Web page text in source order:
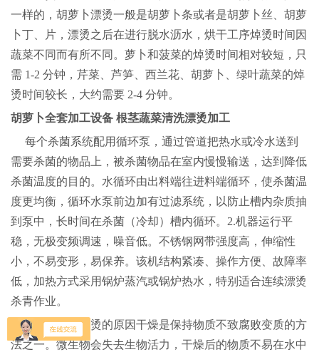
一样的，胡萝卜漂烫一般是胡萝卜条或者是胡萝卜丝、胡萝
卜丁、片，漂烫之后在进行脱水沥水，烘干工序焯烫时间因
蔬菜不同而有所不同。萝卜和菠菜的焯烫时间相对较短，只
需 1-2 分钟，芹菜、芦笋、西兰花、胡萝卜、绿叶蔬菜的焯
烫时间较长，大约需要 2-4 分钟。
胡萝卜全套加工设备 根茎蔬菜清洗漂烫加工
每个杀菌系统配用循环泵，通过管道把热水或冷水送到
需要杀菌的物品上，被杀菌物品在室内慢慢输送，达到降低
杀菌温度的目的。水循环由出料端往进料端循环，使杀菌温
度更均衡，循环水泵前边加有过滤系统，以防止槽内杂质抽
到泵中，长时间在杀菌（冷却）槽内循环。 2.机器运行平
稳，无极变频调速，噪音低。不锈钢网带强度高，伸缩性
小，不易变形，易保养。该机结构紧凑、操作方便、故障率
低，加热方式采用锅炉蒸汽或锅炉热水，特别适合连续漂烫
杀青作业。
胡萝卜漂烫的原因干燥是保持物质不致腐败变质的方
法之一。微生物会失去生物活力，干燥后的物质不易在水中